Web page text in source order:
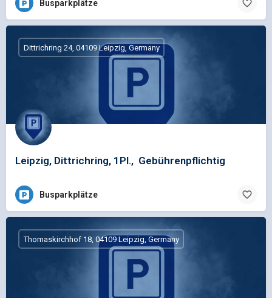
Busparkplätze
Leipzig, Dittrichring, 1Pl., Gebührenpflichtig
Dittrichring 24, 04109 Leipzig, Germany
Busparkplätze
Thomaskirchhof 18, 04109 Leipzig, Germany